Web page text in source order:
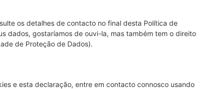
os detalhes de contacto no final desta Política de
dados, gostaríamos de ouvi-la, mas também tem o direito
de Proteção de Dados).
e esta declaração, entre em contacto connosco usando